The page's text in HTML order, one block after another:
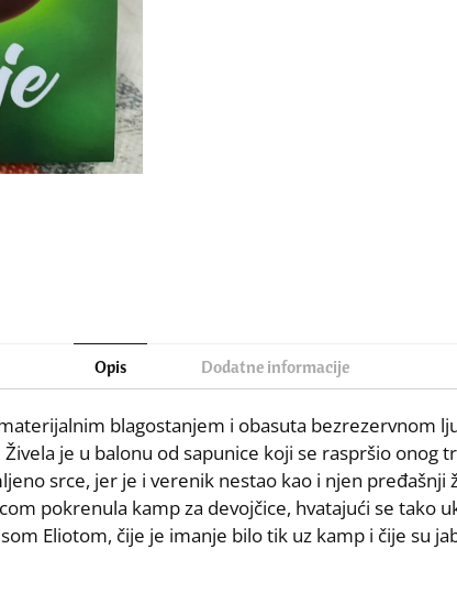
Opis Dodatne informacije
blagostanjem i obasuta bezrezervnom
je u balonu od sapunice koji se raspršio onog
srce, jer je i verenik nestao kao i njen pređašnji
pokrenula kamp za devojčice, hvatajući se tako
Eliotom, čije je imanje bilo tik uz kamp i čije su